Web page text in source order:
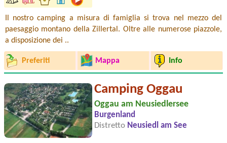
Il nostro camping a misura di famiglia si trova nel mezzo del
paesaggio montano della Zillertal. Oltre alle numerose piazzole,
a disposizione dei ..
Preferiti Mappa Info
Camping Oggau
Oggau am Neusiedlersee
Burgenland
Distretto Neusiedl am See